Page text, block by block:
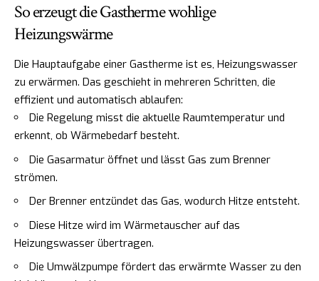
So erzeugt die Gastherme wohlige
Heizungswärme
Die Hauptaufgabe einer Gastherme ist es, Heizungswasser
zu erwärmen. Das geschieht in mehreren Schritten, die
effizient und automatisch ablaufen:
Die Regelung misst die aktuelle Raumtemperatur und
erkennt, ob Wärmebedarf besteht.
Die Gasarmatur öffnet und lässt Gas zum Brenner
strömen.
Der Brenner entzündet das Gas, wodurch Hitze entsteht.
Diese Hitze wird im Wärmetauscher auf das
Heizungswasser übertragen.
Die Umwälzpumpe fördert das erwärmte Wasser zu den